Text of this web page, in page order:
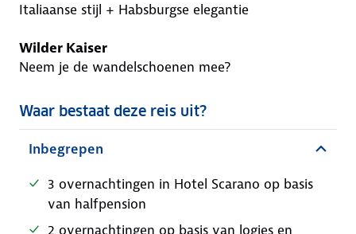
Italiaanse stijl + Habsburgse elegantie
Wilder Kaiser
Neem je de wandelschoenen mee?
Waar bestaat deze reis uit?
Inbegrepen
3 overnachtingen in Hotel Scarano op basis
van halfpension
2 overnachtingen op basis van logies en